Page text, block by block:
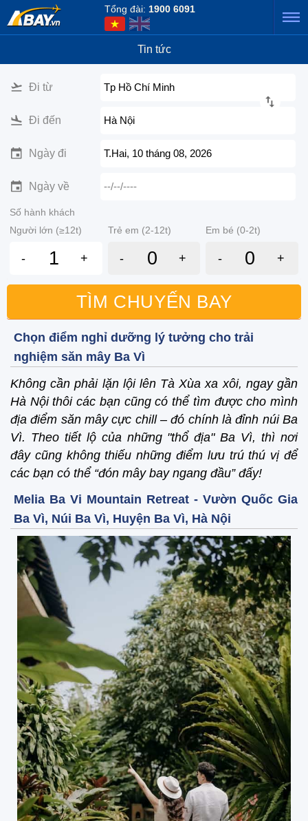
Tổng đài: 1900 6091
Tin tức
Đi từ Tp Hồ Chí Minh
Đi đến Hà Nội
Ngày đi T.Hai, 10 tháng 08, 2026
Ngày về --/--/----
Số hành khách
Người lớn (≥12t)
Trẻ em (2-12t) Em bé (0-2t)
- + - + - +
TÌM CHUYẾN BAY
Chọn điểm nghỉ dưỡng lý tưởng cho trải
nghiệm săn mây Ba Vì
Không cần phải lặn lội lên Tà Xùa xa xôi, ngay gần
Hà Nội thôi các bạn cũng có thể tìm được cho mình
địa điểm săn mây cực chill – đó chính là đỉnh núi Ba
Vì. Theo tiết lộ của những "thổ địa" Ba Vì, thì nơi
đây cũng không thiếu những điểm lưu trú thú vị để
các bạn có thể “đón mây bay ngang đầu” đấy!
Melia Ba Vi Mountain Retreat - Vườn Quốc Gia
Ba Vì, Núi Ba Vì, Huyện Ba Vì, Hà Nội